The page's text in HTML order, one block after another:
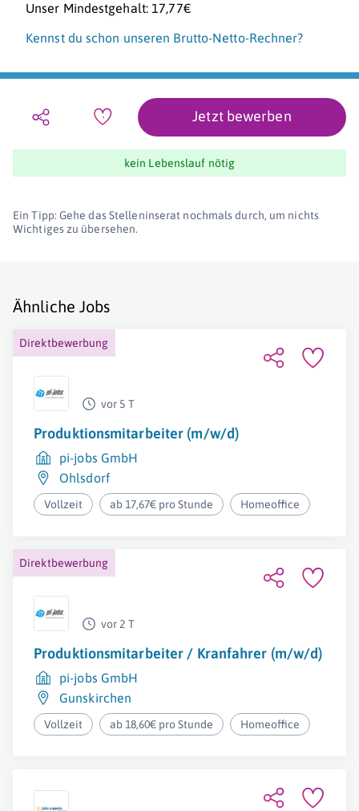
Unser Mindestgehalt: 17,77€
Kennst du schon unseren Brutto-Netto-Rechner?
Jetzt bewerben
kein Lebenslauf nötig
Ein Tipp: Gehe das Stelleninserat nochmals durch, um nichts
Wichtiges zu übersehen.
Ähnliche Jobs
Direktbewerbung
vor 5 T
Produktionsmitarbeiter (m/w/d)
pi-jobs GmbH
Ohlsdorf
Vollzeit ab 17,67€ pro Stunde Homeoffice
Direktbewerbung
vor 2 T
Produktionsmitarbeiter / Kranfahrer (m/w/d)
pi-jobs GmbH
Gunskirchen
Vollzeit ab 18,60€ pro Stunde Homeoffice